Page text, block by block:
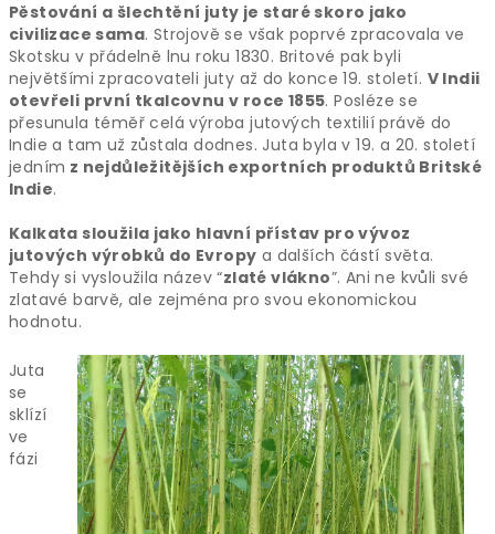
Pěstování a šlechtění juty je staré skoro jako
civilizace sama. Strojově se však poprvé zpracovala ve
Skotsku v přádelně lnu roku 1830. Britové pak byli
největšími zpracovateli juty až do konce 19. století. V Indii
otevřeli první tkalcovnu v roce 1855. Posléze se
přesunula téměř celá výroba jutových textilií právě do
Indie a tam už zůstala dodnes. Juta byla v 19. a 20. století
jedním z nejdůležitějších exportních produktů Britské
Indie.
Kalkata sloužila jako hlavní přístav pro vývoz
jutových výrobků do Evropy a dalších částí světa.
Tehdy si vysloužila název “zlaté vlákno”. Ani ne kvůli své
zlatavé barvě, ale zejména pro svou ekonomickou
hodnotu.
Juta
se
sklízí
ve
fázi